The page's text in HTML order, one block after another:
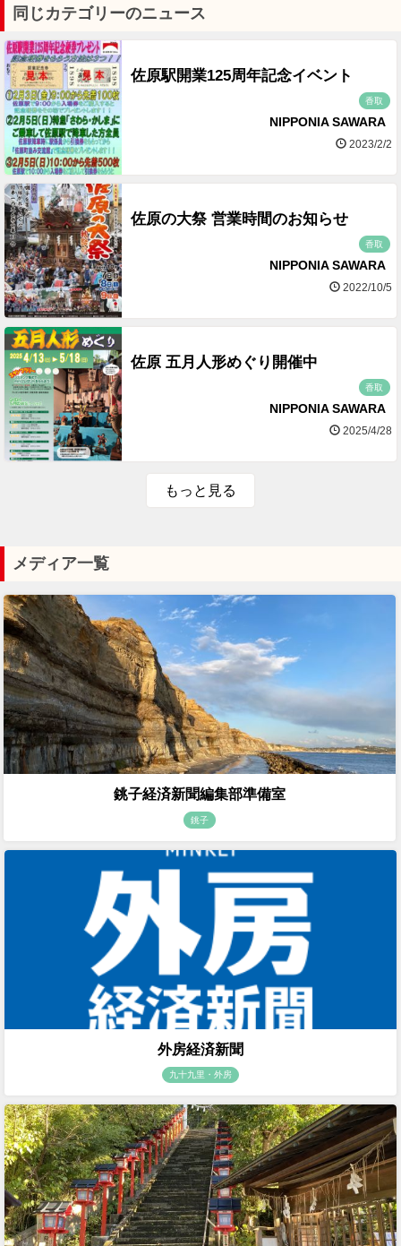
同じカテゴリーのニュース
佐原駅開業125周年記念イベント
香取
NIPPONIA SAWARA
2023/2/2
佐原の大祭 営業時間のお知らせ
香取
NIPPONIA SAWARA
2022/10/5
佐原 五月人形めぐり開催中
香取
NIPPONIA SAWARA
2025/4/28
もっと見る
メディア一覧
銚子経済新聞編集部準備室
銚子
外房経済新聞
九十九里・外房